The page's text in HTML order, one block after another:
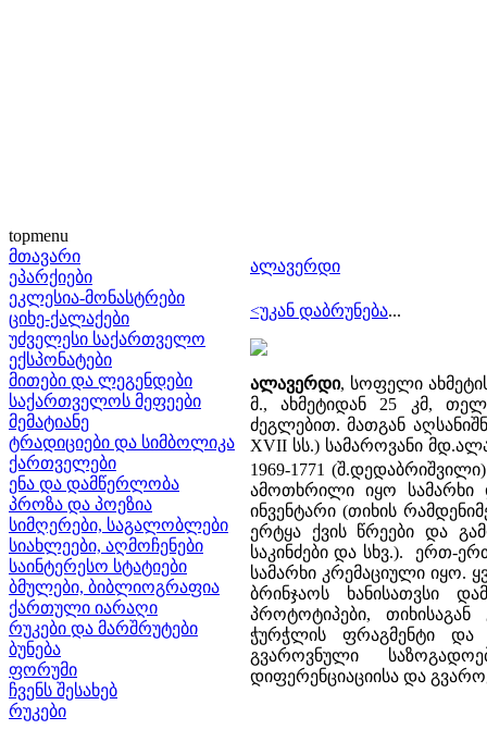
topmenu
მთავარი
ეპარქიები
ეკლესია-მონასტრები
ციხე-ქალაქები
უძველესი საქართველო
ექსპონატები
მითები და ლეგენდები
საქართველოს მეფეები
მემატიანე
ტრადიციები და სიმბოლიკა
ქართველები
ენა და დამწერლობა
პროზა და პოეზია
სიმღერები, საგალობლები
სიახლეები, აღმოჩენები
საინტერესო სტატიები
ბმულები, ბიბლიოგრაფია
ქართული იარაღი
რუკები და მარშრუტები
ბუნება
ფორუმი
ჩვენს შესახებ
რუკები
ალავერდი
<უკან დაბრუნება...
ალავერდი, სოფელი
მ., ახმეტიდან 25 კმ,
ძეგლებით. მათგან
XVII სს.) სამაროვანი
1969-1771
ამოთხრილი იყო სამარხი
ინვენტარი (თიხის
ერტყა ქვის წრეები და
საკინძები და სხვ.). ერთ-
სამარხი კრემაციული იყო.
ბრინჯაოს ხანისათვსი
პროტოტიპები,
ჭურჭლის ფრაგმენტი და
გვაროვნული
დიფერენციაციისა და